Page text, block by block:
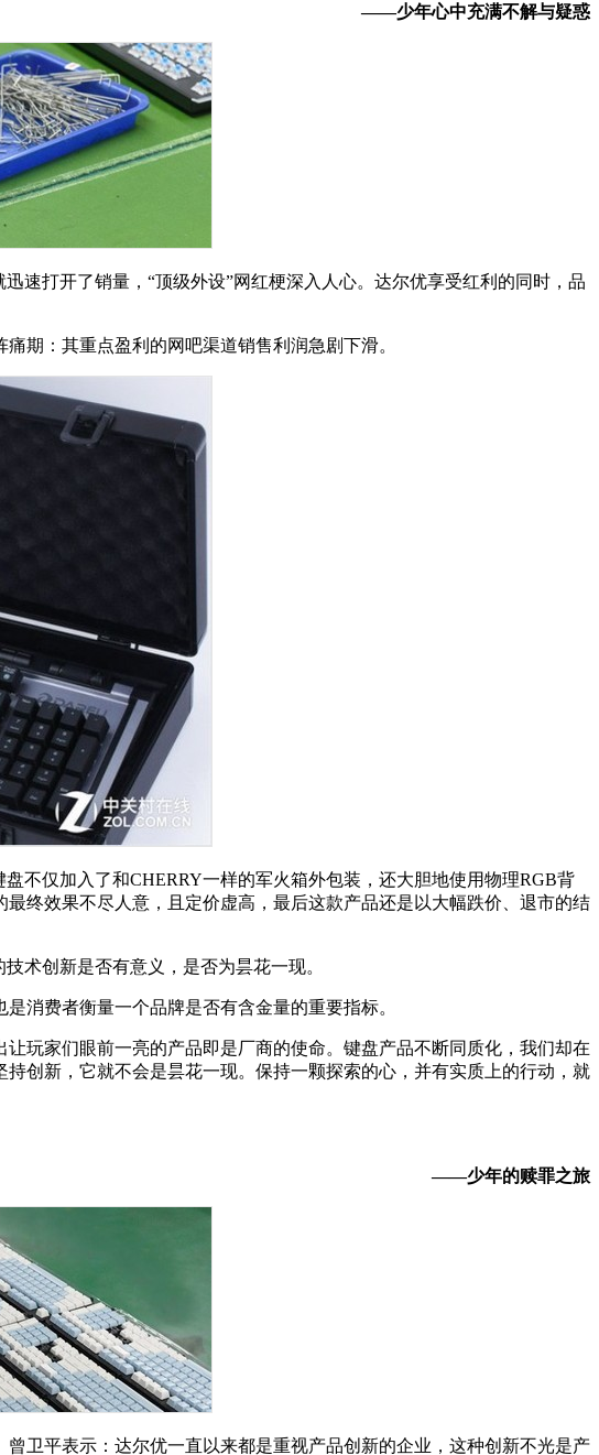
——少年心中充满不解与疑惑
速打开了销量，“顶级外设”网红梗深入人心。达尔优享受红利的同时，品
期：其重点盈利的网吧渠道销售利润急剧下滑。
盘不仅加入了和CHERRY一样的军火箱外包装，还大胆地使用物理RGB背
终效果不尽人意，且定价虚高，最后这款产品还是以大幅跌价、退市的结
术创新是否有意义，是否为昙花一现。
消费者衡量一个品牌是否有含金量的重要指标。
玩家们眼前一亮的产品即是厂商的使命。键盘产品不断同质化，我们却在
创新，它就不会是昙花一现。保持一颗探索的心，并有实质上的行动，就
——少年的赎罪之旅
卫平表示：达尔优一直以来都是重视产品创新的企业，这种创新不光是产